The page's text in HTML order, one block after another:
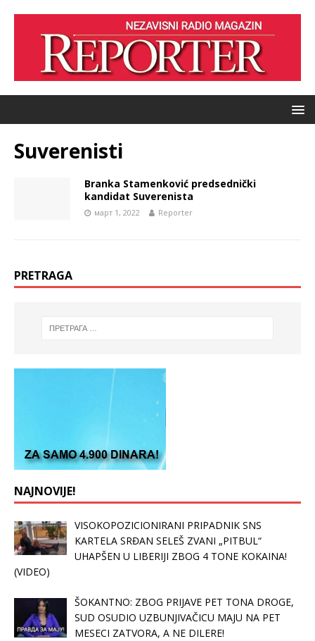
Suverenisti
Branka Stamenković predsednički
kandidat Suverenista
март 1, 2022 Reporter
PRETRAGA
NAJNOVIJE!
VISOKOPOZICIONIRANI PRIPADNIK SNS
KARTELA SRĐAN SELEŠ ZVANI „PITBUL“
UHAPŠEN U LIBERIJI ZBOG 4 TONE KOKAINA!
(VIDEO)
ŠOKANTNO: ZBOG PRIJAVE PET TONA DROGE,
SUD OSUDIO UZBUNJIVAČICU MAJU NA PET
MESECI ZATVORA, A NE DILERE!